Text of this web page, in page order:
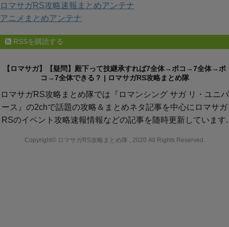
ロマサガRS攻略速報まとめアンテナ
アニメまとめアンテナ
RSSを購読する
【ロマサガ】【疑問】殿下って技継承すれば7全体→ポコ→7全体→ポ
コ→7全体できる？ | ロマサガRS攻略まとめ隊
ロマサガRS攻略まとめ隊では『ロマンシング サガ リ・ユニバ
ース』の2chで話題の攻略＆まとめネタ記事を中心にロマサガ
RSのイベント攻略速報情報などの記事を随時更新しています.
Copyright© ロマサガRS攻略まとめ隊 , 2020 All Rights Reserved.